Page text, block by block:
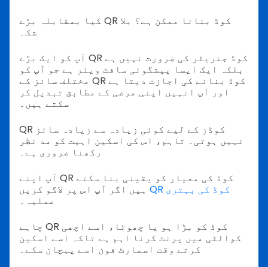
کیا بمقابلہ بڑے QR کوڈ بنانا ممکن ہے؟ بلا
شک۔
آپ کو ایک بڑے QR کوڈ جنریٹر کی ضرورت نہیں ہے
بلکہ ایک ایسا پیشگوئی سافٹ ویئر ہے جو آپ کو
مختلف سائز کے QR کوڈ بنانے کی اجازت دیتا ہے
اور آپ انہیں اپنی مرضی کے مطابق تبدیل کر
سکتے ہیں۔
QR کوڈز کے لیے کوئی زیادہ سے زیادہ سائز
نہیں ہوتی۔ تاہم، اس کی اسکین اہیت کو مد نظر
رکھنا ضروری ہے۔
آپ اپنے QR کوڈ کی معیار کو یقینی بنا سکتے
QR کوڈ کی بہتری
عملیہ۔
چاہے QR کوڈ کو بڑا ہو یا چھوٹا، اسے اچھی
کوالٹی میں پرنٹ کرنا اہم ہے تاکہ اسے اسکین
کرتے وقت اسمارٹ فون اسے پہچان سکے۔